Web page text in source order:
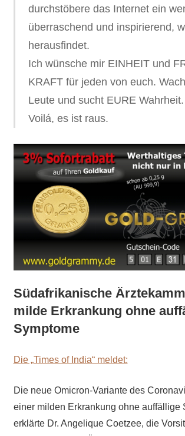
durchstöbere das Internet ein
überraschend und inspirierend,
herausfindet.
Ich wünsche mir EINHEIT und
KRAFT für jeden von euch.
Leute und sucht EURE Wahrheit.
Voilá, es ist raus.
Südafrikanische
milde Erkrankung ohne
Symptome
Die „Times of India“ meldet:
Die neue Omicron-Variante des
einer milden Erkrankung ohne auffällige
erklärte Dr. Angelique Coetzee, die